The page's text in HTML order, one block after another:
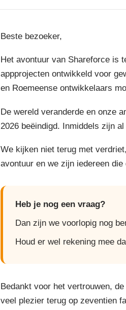
Beste bezoeker,
Het avontuur van Shareforce is
appprojecten ontwikkeld voor
en Roemeense ontwikkelaars
De wereld veranderde en onze
2026 beëindigd. Inmiddels zijn
We kijken niet terug met
avontuur en we zijn iedereen
Heb je nog een vraag?
Dan zijn we voorlopig nog
Houd er wel rekening mee
Bedankt voor het vertrouwen,
veel plezier terug op zeventien